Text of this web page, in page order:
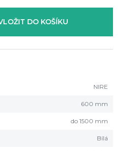
DO KOŠÍKU
NIRE
600 mm
do 1500 mm
Bílá